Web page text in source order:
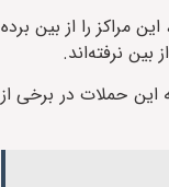
مراکز را از بین برده
نرفته‌اند.
این حملات در برخی از